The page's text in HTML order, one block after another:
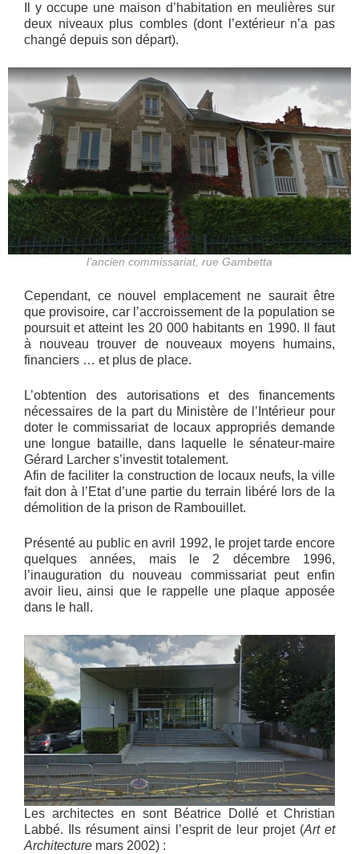
Il y occupe une maison d’habitation en meulières sur
deux niveaux plus combles (dont l’extérieur n’a pas
changé depuis son départ).
l’ancien commissariat, rue Gambetta
Cependant, ce nouvel emplacement ne saurait être
que provisoire, car l’accroissement de la population se
poursuit et atteint les 20 000 habitants en 1990. Il faut
à nouveau trouver de nouveaux moyens humains,
financiers … et plus de place.
L’obtention des autorisations et des financements
nécessaires de la part du Ministère de l’Intérieur pour
doter le commissariat de locaux appropriés demande
une longue bataille, dans laquelle le sénateur-maire
Gérard Larcher s’investit totalement.
Afin de faciliter la construction de locaux neufs, la ville
fait don à l’Etat d’une partie du terrain libéré lors de la
démolition de la prison de Rambouillet.
Présenté au public en avril 1992, le projet tarde encore
quelques années, mais le 2 décembre 1996,
l’inauguration du nouveau commissariat peut enfin
avoir lieu, ainsi que le rappelle une plaque apposée
dans le hall.
Les architectes en sont Béatrice Dollé et Christian
Labbé. Ils résument ainsi l’esprit de leur projet (Art et
Architecture mars 2002) :